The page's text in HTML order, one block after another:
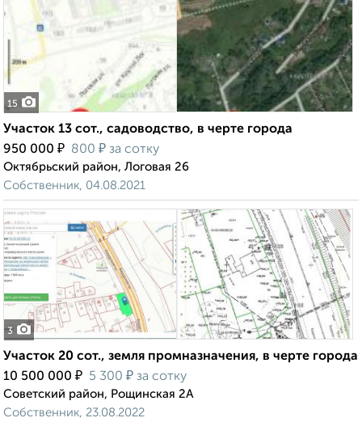
15
Участок 13 сот., садоводство, в черте города
950 000 ₽ 800 ₽ за сотку
Октябрьский район, Логовая 26
Собственник, 04.08.2021
3
Участок 20 сот., земля промназначения, в черте города
10 500 000 ₽ 5 300 ₽ за сотку
Советский район, Рощинская 2А
Собственник, 23.08.2022